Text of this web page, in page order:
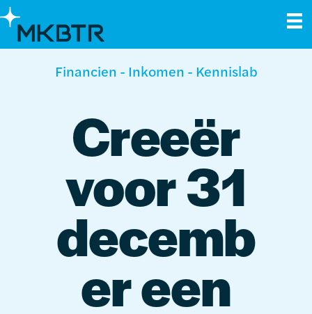
Financien - Inkomen - Kennislab
Creeër
voor 31
decemb
er een